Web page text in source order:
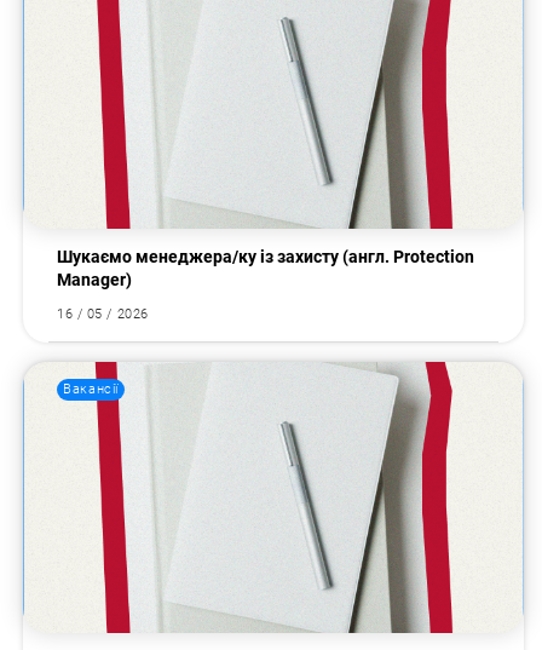
Шукаємо менеджера/ку із захисту (англ. Protection
Manager)
16 / 05 / 2026
Вакансії